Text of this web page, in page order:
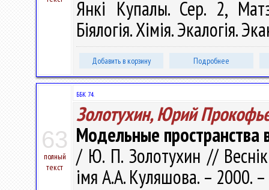
Янкі Купалы. Сер. 2,
Біялогія. Хімія. Экалогія.
Добавить в корзину Подробнее
63
полный
текст
ББК 74.
Золотухин, Юрий
Модельные пространства
/ Ю. П. Золотухин // Веснік
імя А.А. Куляшова. – 2000.